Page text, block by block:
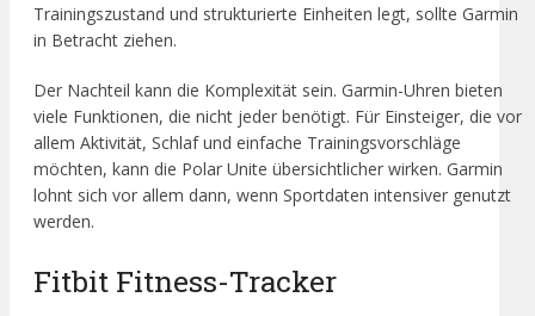
Trainingszustand und strukturierte Einheiten legt, sollte Garmin
in Betracht ziehen.
Der Nachteil kann die Komplexität sein. Garmin-Uhren bieten
viele Funktionen, die nicht jeder benötigt. Für Einsteiger, die vor
allem Aktivität, Schlaf und einfache Trainingsvorschläge
möchten, kann die Polar Unite übersichtlicher wirken. Garmin
lohnt sich vor allem dann, wenn Sportdaten intensiver genutzt
werden.
Fitbit Fitness-Tracker